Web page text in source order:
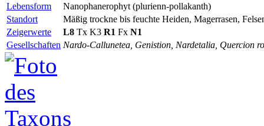
Lebensform
Nanophanerophyt (plurienn-pollakanth)
Standort
Mäßig trockne bis feuchte Heiden, Magerrasen,
Zeigerwerte
L8 Tx K3 R1 Fx N1
Gesellschaften Nardo-Callunetea, Genistion, Nardetalia, Quercion